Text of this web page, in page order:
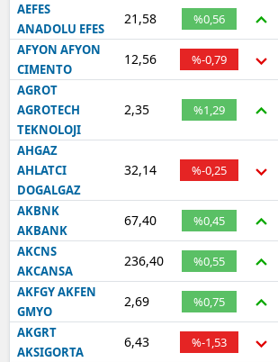
AEFES
ANADOLU EFES
21,58 %0,56
AFYON AFYON
CIMENTO
12,56 %-0,79
AGROT
AGROTECH
TEKNOLOJI
2,35 %1,29
AHGAZ
AHLATCI
DOGALGAZ
32,14 %-0,25
AKBNK
AKBANK
67,40 %0,45
AKCNS
AKCANSA
236,40 %0,55
AKFGY AKFEN
GMYO
2,69 %0,75
AKGRT
AKSIGORTA
6,43 %-1,53